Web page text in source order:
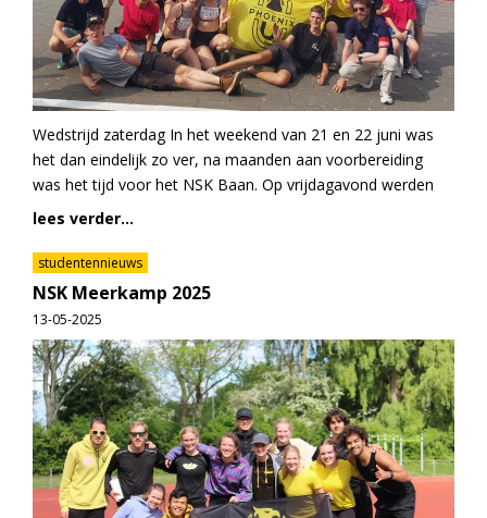
Wedstrijd zaterdag In het weekend van 21 en 22 juni was
het dan eindelijk zo ver, na maanden aan voorbereiding
was het tijd voor het NSK Baan. Op vrijdagavond werden
lees verder...
studentennieuws
NSK Meerkamp 2025
13-05-2025